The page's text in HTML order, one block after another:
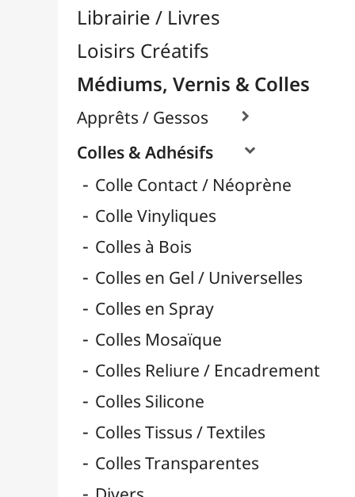
Colles en Spray
Colles Reliure / Encadrement
Colles Silicone
Colles Transparentes
Pads 3D Adhésif Mousse
Pastilles & Patafix
Pistolets à Colle & Recharges
Rouleaux Double-Face
Super Glue & Epoxy
Bâtons de Colle
Fixatifs

Vernis / Protection 
Vernis-Colles